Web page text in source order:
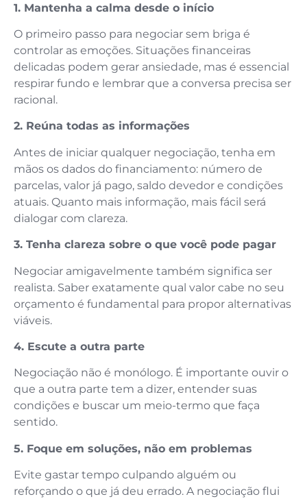
1. Mantenha a calma desde o início
O primeiro passo para negociar sem briga é
controlar as emoções. Situações financeiras
delicadas podem gerar ansiedade, mas é essencial
respirar fundo e lembrar que a conversa precisa ser
racional.
2. Reúna todas as informações
Antes de iniciar qualquer negociação, tenha em
mãos os dados do financiamento: número de
parcelas, valor já pago, saldo devedor e condições
atuais. Quanto mais informação, mais fácil será
dialogar com clareza.
3. Tenha clareza sobre o que você pode pagar
Negociar amigavelmente também significa ser
realista. Saber exatamente qual valor cabe no seu
orçamento é fundamental para propor alternativas
viáveis.
4. Escute a outra parte
Negociação não é monólogo. É importante ouvir o
que a outra parte tem a dizer, entender suas
condições e buscar um meio-termo que faça
sentido.
5. Foque em soluções, não em problemas
Evite gastar tempo culpando alguém ou
reforçando o que já deu errado. A negociação flui